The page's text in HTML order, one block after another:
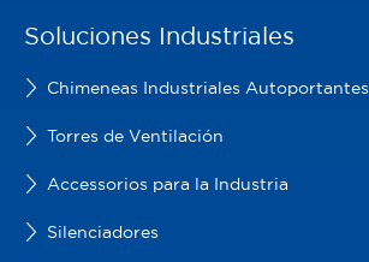
Soluciones Industriales
Chimeneas Industriales Autoportantes
Torres de Ventilación
Accessorios para la Industria
Silenciadores